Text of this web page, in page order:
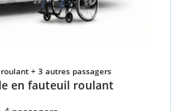
+ 3 autres passagers
en fauteuil roulant